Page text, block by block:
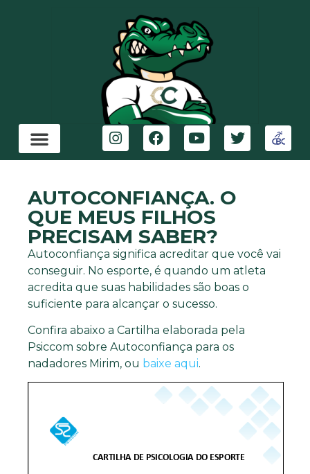
AUTOCONFIANÇA. O
QUE MEUS FILHOS
PRECISAM SABER?
Autoconfiança significa acreditar que você vai
conseguir. No esporte, é quando um atleta
acredita que suas habilidades são boas o
suficiente para alcançar o sucesso.
Confira abaixo a Cartilha elaborada pela
Psiccom sobre Autoconfiança para os
nadadores Mirim, ou baixe aqui.